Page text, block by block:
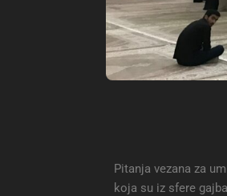
Pitanja vezana za
koja su iz sfere